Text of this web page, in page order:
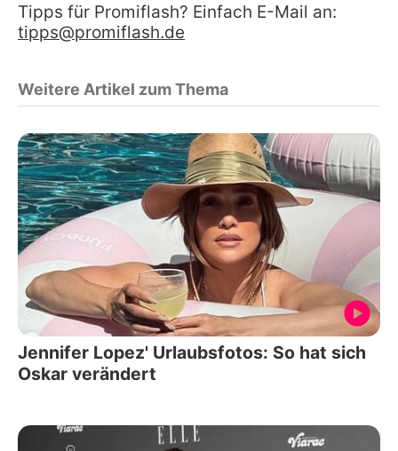
Tipps für Promiflash? Einfach E-Mail an:
tipps@promiflash.de
Weitere Artikel zum Thema
Jennifer Lopez' Urlaubsfotos: So hat sich
Oskar verändert